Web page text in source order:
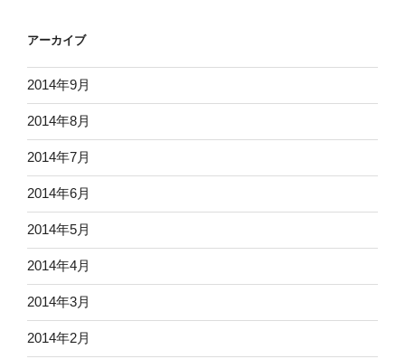
アーカイブ
2014年9月
2014年8月
2014年7月
2014年6月
2014年5月
2014年4月
2014年3月
2014年2月